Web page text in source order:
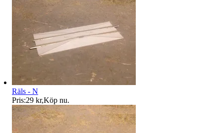
Räls - N
Pris:29 kr,Köp nu.